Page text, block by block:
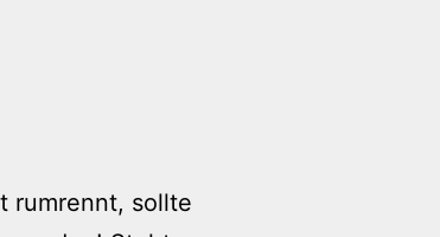
rumrennt, sollte